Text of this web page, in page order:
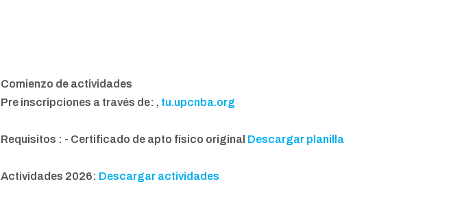
Comienzo de actividades
Pre inscripciones a través de: , tu.upcnba.org
Requisitos : - Certificado de apto físico original Descargar planilla
Actividades 2026: Descargar actividades